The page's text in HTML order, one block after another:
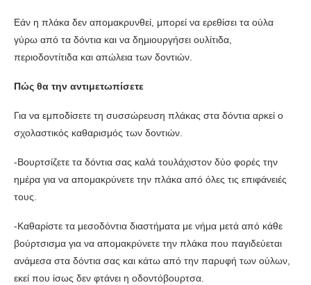
Εάν η πλάκα δεν απομακρυνθεί, μπορεί να ερεθίσει τα ούλα
γύρω από τα δόντια και να δημιουργήσει ουλίτιδα,
περιοδοντίτιδα και απώλεια των δοντιών.
Πώς θα την αντιμετωπίσετε
Για να εμποδίσετε τη συσσώρευση πλάκας στα δόντια αρκεί ο
σχολαστικός καθαρισμός των δοντιών.
-Βουρτσίζετε τα δόντια σας καλά τουλάχιστον δύο φορές την
ημέρα για να απομακρύνετε την πλάκα από όλες τις επιφάνειές
τους.
-Καθαρίστε τα μεσοδόντια διαστήματα με νήμα μετά από κάθε
βούρτσισμα για να απομακρύνετε την πλάκα που παγιδεύεται
ανάμεσα στα δόντια σας και κάτω από την παρυφή των ούλων,
εκεί που ίσως δεν φτάνει η οδοντόβουρτσα.